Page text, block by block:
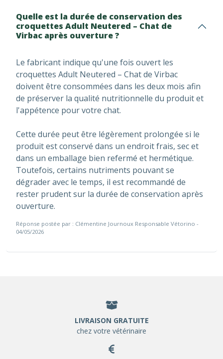
Quelle est la durée de conservation des
croquettes Adult Neutered – Chat de
Virbac après ouverture ?
Le fabricant indique qu'une fois ouvert les
croquettes Adult Neutered – Chat de Virbac
doivent être consommées dans les deux mois afin
de préserver la qualité nutritionnelle du produit et
l'appétence pour votre chat.
Cette durée peut être légèrement prolongée si le
produit est conservé dans un endroit frais, sec et
dans un emballage bien refermé et hermétique.
Toutefois, certains nutriments pouvant se
dégrader avec le temps, il est recommandé de
rester prudent sur la durée de conservation après
ouverture.
Réponse postée par : Clémentine Journoux Responsable Vétorino -
04/05/2026
LIVRAISON GRATUITE
chez votre vétérinaire